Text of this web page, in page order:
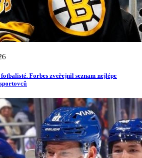
Forbes zveřejnil seznam nejlépe